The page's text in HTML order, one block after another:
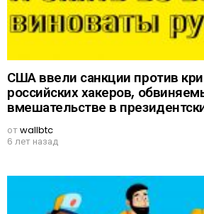
США ввели санкции против
российских хакеров,
вмешательстве в
отwallbtc
6 лет назад